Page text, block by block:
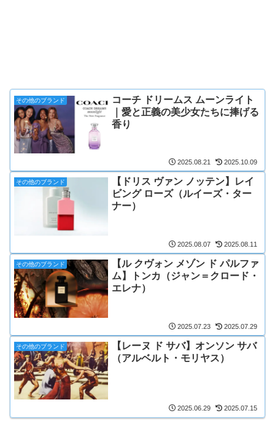
その他のブランド
コーチ ドリームス ムーンライト
｜愛と正義の美少女たちに捧げる
香り
2025.08.21 2025.10.09
その他のブランド
【ドリス ヴァン ノッテン】レイ
ビング ローズ（ルイーズ・ター
ナー）
2025.08.07 2025.08.11
その他のブランド
【ル クヴォン メゾン ド パルファ
ム】トンカ（ジャン＝クロード・
エレナ）
2025.07.23 2025.07.29
その他のブランド
【レーヌ ド サバ】オンソン サバ
（アルベルト・モリヤス）
2025.06.29 2025.07.15